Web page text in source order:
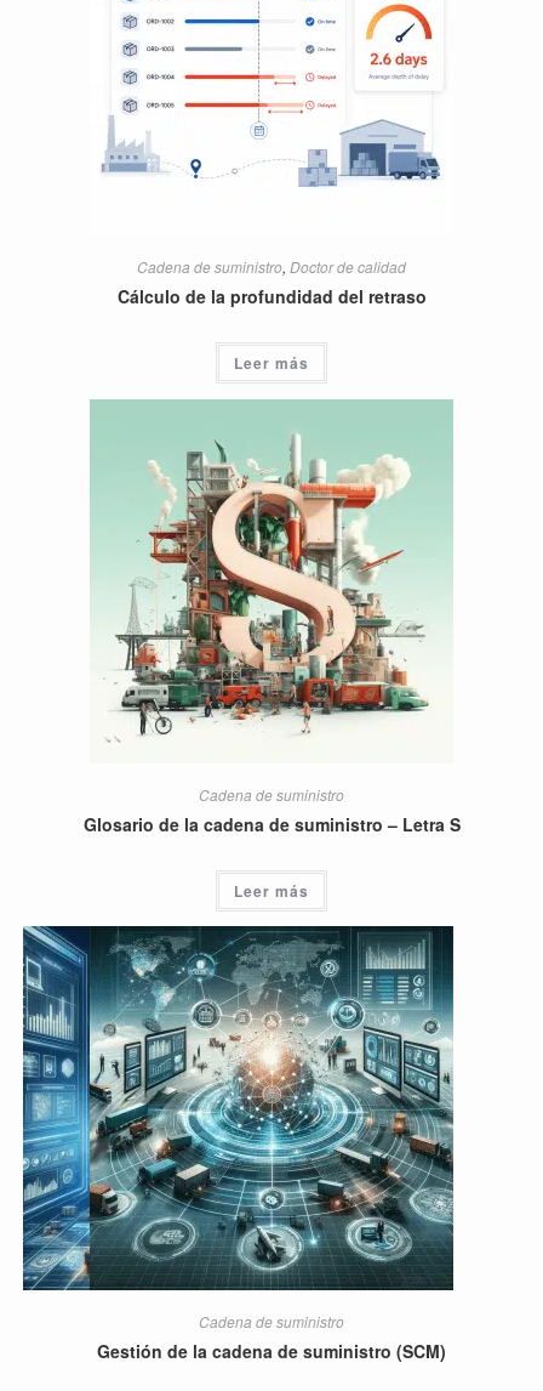
Cadena de suministro, Doctor de calidad
Cálculo de la profundidad del retraso
Leer más
Cadena de suministro
Glosario de la cadena de suministro – Letra S
Leer más
Cadena de suministro
Gestión de la cadena de suministro (SCM)